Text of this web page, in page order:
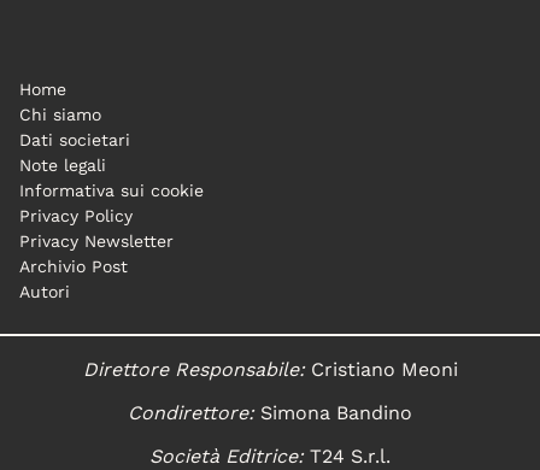
Home
Chi siamo
Dati societari
Note legali
Informativa sui cookie
Privacy Policy
Privacy Newsletter
Archivio Post
Autori
Direttore Responsabile:Cristiano Meoni
Condirettore:Simona Bandino
Società Editrice:T24 S.r.l.